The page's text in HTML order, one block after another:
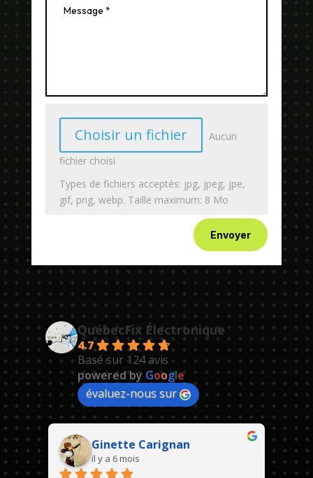
Choisir un fichier
Aucun
fichier choisi
Types de fichiers acceptés: jpg, jpeg, jpe,
gif, png, webp. Taille maximum: 8 Mo
Envoyer
QuébecFix Électronique
4.7
Basé sur 124 avis
powered by Google
évaluez-nous sur
Ginette Carignan
il y a 6 mois